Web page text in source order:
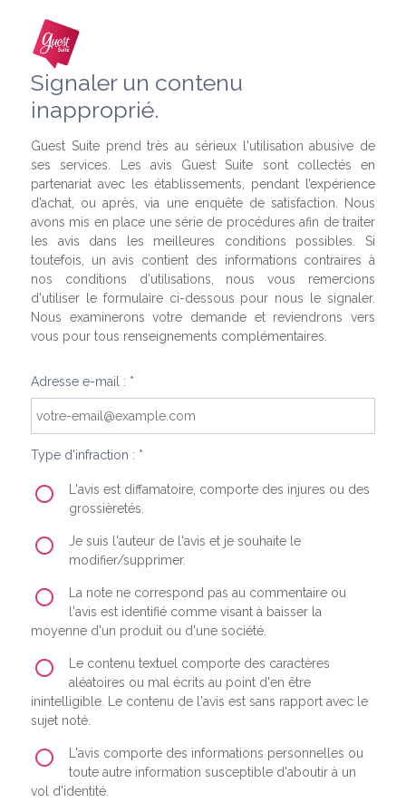
Signaler un contenu
inapproprié.
Guest Suite prend très au sérieux l'utilisation abusive de
ses services. Les avis Guest Suite sont collectés en
partenariat avec les établissements, pendant l’expérience
d’achat, ou après, via une enquête de satisfaction. Nous
avons mis en place une série de procédures afin de traiter
les avis dans les meilleures conditions possibles. Si
toutefois, un avis contient des informations contraires à
nos conditions d'utilisations, nous vous remercions
d'utiliser le formulaire ci-dessous pour nous le signaler.
Nous examinerons votre demande et reviendrons vers
vous pour tous renseignements complémentaires.
Adresse e-mail : *
Type d'infraction : *
L'avis est diffamatoire, comporte des injures ou des
grossièretés.
Je suis l'auteur de l'avis et je souhaite le
modifier/supprimer.
La note ne correspond pas au commentaire ou
l'avis est identifié comme visant à baisser la
moyenne d'un produit ou d'une société.
Le contenu textuel comporte des caractères
aléatoires ou mal écrits au point d'en être
inintelligible. Le contenu de l'avis est sans rapport avec le
sujet noté.
L'avis comporte des informations personnelles ou
toute autre information susceptible d'aboutir à un
vol d'identité.